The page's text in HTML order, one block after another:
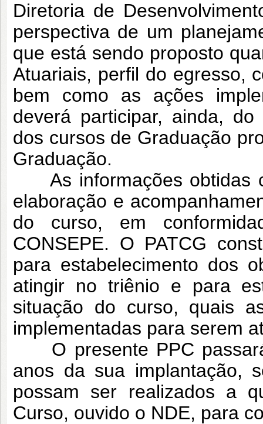
Diretoria de
perspectiva de um
que está sendo proposto
Atuariais, perfil do egresso,
bem como as ações
deverá participar, ainda,
dos cursos de Graduação
Graduação.
As informações obtidas
elaboração e
do curso, em
CONSEPE. O PATCG
para estabelecimento dos
atingir no triênio e para
situação do curso, quais
implementadas para serem
O presente PPC
anos da sua implantação,
possam ser realizados a
Curso, ouvido o NDE, para